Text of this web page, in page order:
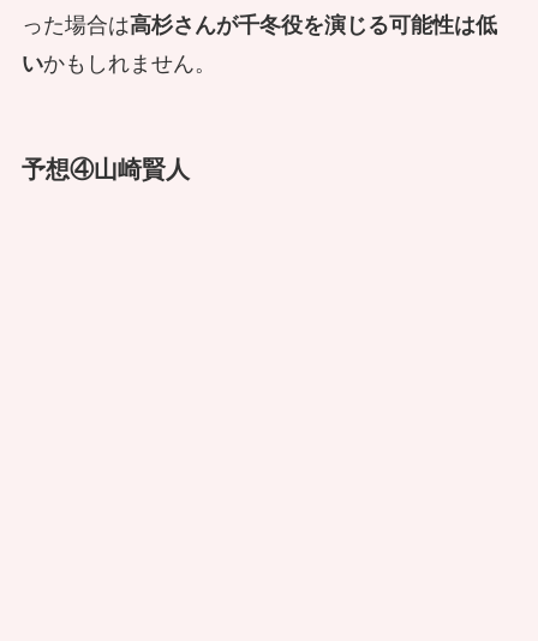
った場合は高杉さんが千冬役を演じる可能性は低
いかもしれません。
予想④山崎賢人